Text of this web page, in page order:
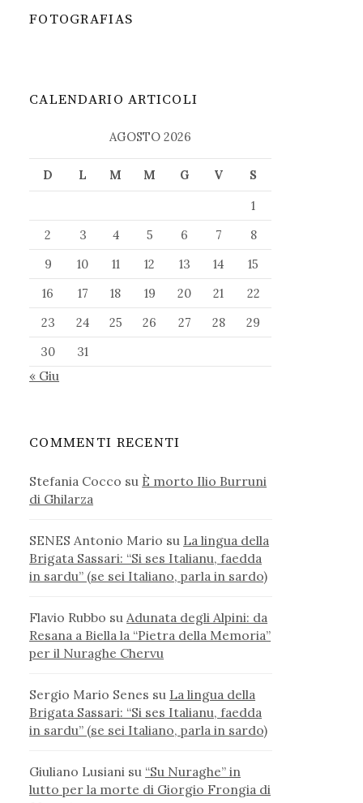
FOTOGRAFIAS
CALENDARIO ARTICOLI
AGOSTO 2026
D L M M G V
S
1
2
3 4 5 6 7
8
9
10 11 12 13 14
15
16
17 18 19 20 21
22
23
24 25 26 27 28
29
30
31
« Giu
COMMENTI RECENTI
Stefania Cocco su È morto Ilio Burruni
di Ghilarza
SENES Antonio Mario su La lingua della
Brigata Sassari: “Si ses Italianu, faedda
in sardu” (se sei Italiano, parla in sardo)
Flavio Rubbo su Adunata degli Alpini: da
Resana a Biella la “Pietra della Memoria”
per il Nuraghe Chervu
Sergio Mario Senes su La lingua della
Brigata Sassari: “Si ses Italianu, faedda
in sardu” (se sei Italiano, parla in sardo)
Giuliano Lusiani su “Su Nuraghe” in
lutto per la morte di Giorgio Frongia di